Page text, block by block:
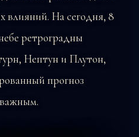
влияний. На сегодня, 8
ретроградны
Нептун и Плутон,
прогноз